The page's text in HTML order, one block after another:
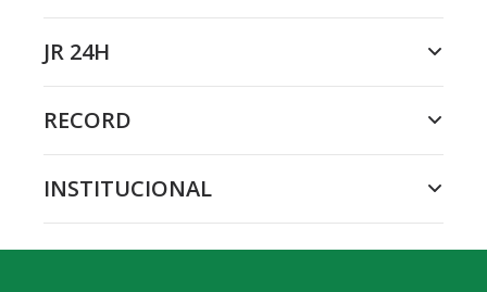
JR 24H
RECORD
INSTITUCIONAL